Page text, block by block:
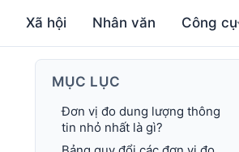
Xã hội Nhân văn Công cụ
MỤC LỤC
Đơn vị đo dung lượng thông
tin nhỏ nhất là gì?